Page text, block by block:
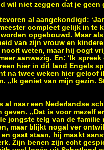
wil niet zeggen dat je geen
al aangekondigd:
compleet gelijk in te
opgebouwd. Maar
van zijn vrouw en
weten, maar hij oogt
aanwezig. En: ‘Ik
hier in dit land Engels
twee weken hier geloof
,,Ik geniet van mijn gezin.
al naar een Nederlandse
,,Dat is voor mezelf
jongste telg van de
maar blijkt nogal ver
gaat staan, hij maakt
Zijn benen zijn echt